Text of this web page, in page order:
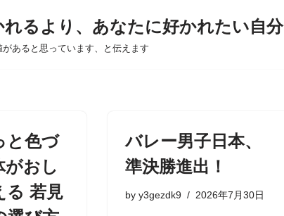
れるより、あなたに好かれたい自分
あると思っています、と伝えます
と色づ
がおし
る 若見
バレー男子日本、
準決勝進出！
byy3gezdk9 2026年7月30日